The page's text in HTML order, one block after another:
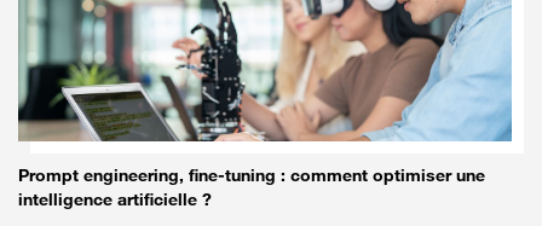
Prompt engineering, fine-tuning : comment optimiser une
intelligence artificielle ?